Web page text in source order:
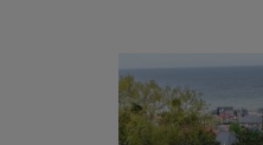
bains, une troisième
jardin, ainsi qu’un
pouvant faire office de